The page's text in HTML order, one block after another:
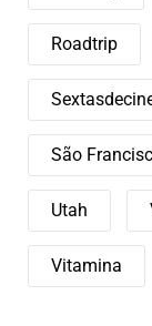
Roadtrip
São
Utah
Vitamina